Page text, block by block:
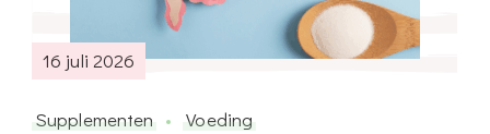
16 juli 2026
Supplementen Voeding